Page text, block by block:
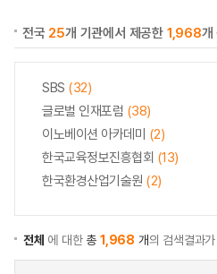
전국 25개 기관에서 제공한 1,968개
SBS (32)
글로벌 인재포럼 (38)
이노베이션 아카데미 (2)
한국교육정보진흥협회 (13)
한국환경산업기술원 (2)
전체 에 대한총1,968 개의 검색결과